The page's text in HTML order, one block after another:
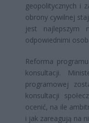
geopolitycznych i
obrony cywilnej
jest najlepszym
odpowiednimi
Reforma
konsultacji.
programowej
konsultacji
ocenić, na ile
i jak zareagują na